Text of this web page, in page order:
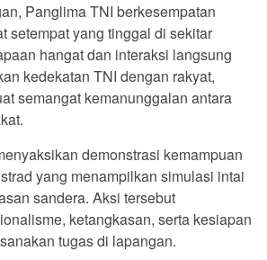
Panglima TNI berkesempatan
setempat yang tinggal di sekitar
hangat dan interaksi langsung
kedekatan TNI dengan rakyat,
semangat kemanunggalan antara
demonstrasi kemampuan
yang menampilkan simulasi intai
sandera. Aksi tersebut
ketangkasan, serta kesiapan
tugas di lapangan.